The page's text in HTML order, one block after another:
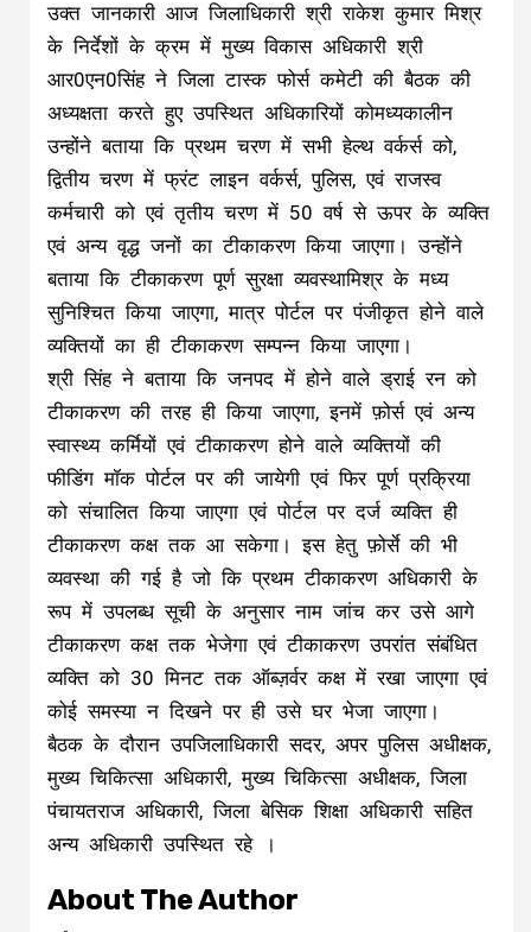
उक्त जानकारी आज जिलाधिकारी श्री राकेश कुमार मिश्र
के निर्देशों के क्रम में मुख्य विकास अधिकारी श्री
आर0एन0सिंह ने जिला टास्क फोर्स कमेटी की बैठक की
अध्यक्षता करते हुए उपस्थित अधिकारियों कोमध्यकालीन
उन्होंने बताया कि प्रथम चरण में सभी हेल्थ वर्कर्स को,
द्वितीय चरण में फ्रंट लाइन वर्कर्स, पुलिस, एवं राजस्व
कर्मचारी को एवं तृतीय चरण में 50 वर्ष से ऊपर के व्यक्ति
एवं अन्य वृद्ध जनों का टीकाकरण किया जाएगा। उन्होंने
बताया कि टीकाकरण पूर्ण सुरक्षा व्यवस्थामिश्र के मध्य
सुनिश्चित किया जाएगा, मात्र पोर्टल पर पंजीकृत होने वाले
व्यक्तियों का ही टीकाकरण सम्पन्न किया जाएगा।
श्री सिंह ने बताया कि जनपद में होने वाले ड्राई रन को
टीकाकरण की तरह ही किया जाएगा, इनमें फ़ोर्स एवं अन्य
स्वास्थ्य कर्मियों एवं टीकाकरण होने वाले व्यक्तियों की
फीडिंग मॉक पोर्टल पर की जायेगी एवं फिर पूर्ण प्रक्रिया
को संचालित किया जाएगा एवं पोर्टल पर दर्ज व्यक्ति ही
टीकाकरण कक्ष तक आ सकेगा। इस हेतु फ़ोर्से की भी
व्यवस्था की गई है जो कि प्रथम टीकाकरण अधिकारी के
रूप में उपलब्ध सूची के अनुसार नाम जांच कर उसे आगे
टीकाकरण कक्ष तक भेजेगा एवं टीकाकरण उपरांत संबंधित
व्यक्ति को 30 मिनट तक ऑब्ज़र्वर कक्ष में रखा जाएगा एवं
कोई समस्या न दिखने पर ही उसे घर भेजा जाएगा।
बैठक के दौरान उपजिलाधिकारी सदर, अपर पुलिस अधीक्षक,
मुख्य चिकित्सा अधिकारी, मुख्य चिकित्सा अधीक्षक, जिला
पंचायतराज अधिकारी, जिला बेसिक शिक्षा अधिकारी सहित
अन्य अधिकारी उपस्थित रहे ।
About The Author